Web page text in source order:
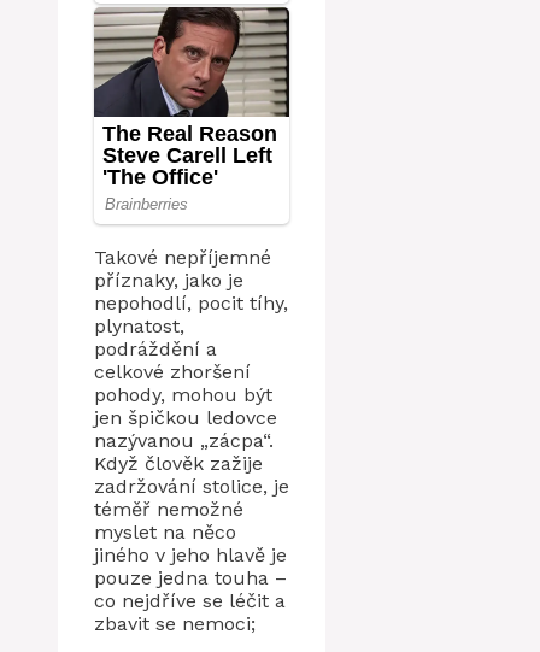
Takové nepříjemné
příznaky, jako je
nepohodlí, pocit tíhy,
plynatost,
podráždění a
celkové zhoršení
pohody, mohou být
jen špičkou ledovce
nazývanou „zácpa“.
Když člověk zažije
zadržování stolice, je
téměř nemožné
myslet na něco
jiného v jeho hlavě je
pouze jedna touha –
co nejdříve se léčit a
zbavit se nemoci;